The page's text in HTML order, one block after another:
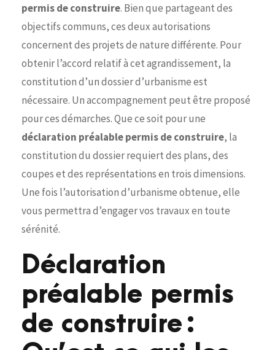
permis de construire. Bien que partageant des
objectifs communs, ces deux autorisations
concernent des projets de nature différente. Pour
obtenir l’accord relatif à cet agrandissement, la
constitution d’un dossier d’urbanisme est
nécessaire. Un accompagnement peut être proposé
pour ces démarches. Que ce soit pour une
déclaration préalable permis de construire, la
constitution du dossier requiert des plans, des
coupes et des représentations en trois dimensions.
Une fois l’autorisation d’urbanisme obtenue, elle
vous permettra d’engager vos travaux en toute
sérénité.
Déclaration
préalable permis
de construire :